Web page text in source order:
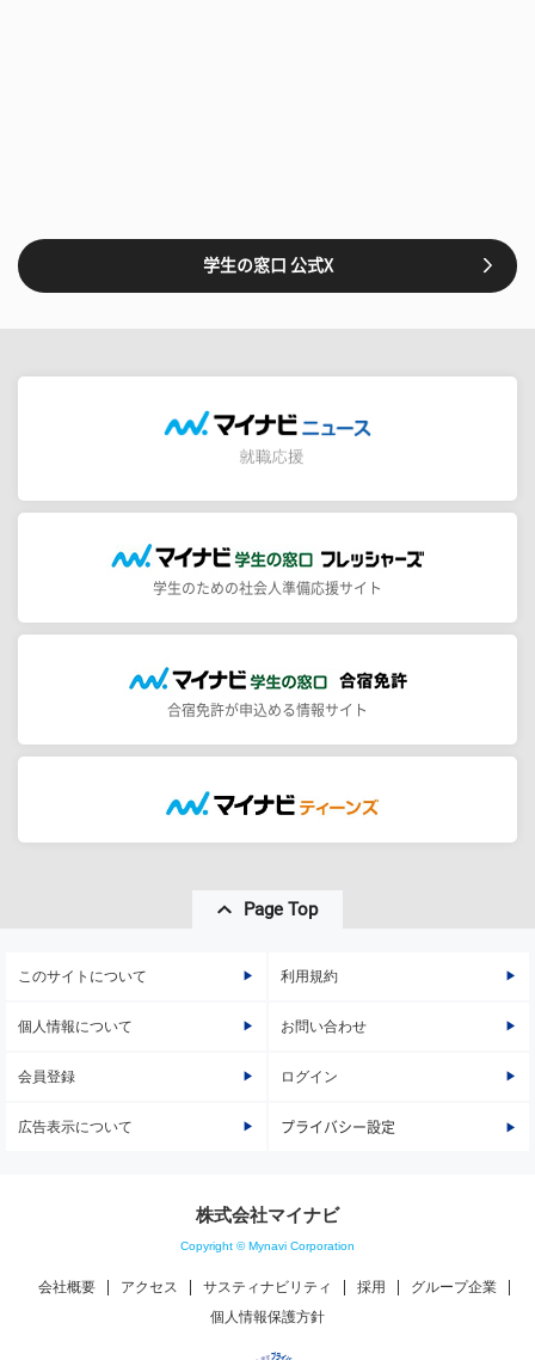
学生の窓口 公式X
学生のための社会人準備応援サイト
合宿免許が申込める情報サイト
Page Top
このサイトについて 利用規約
個人情報について お問い合わせ
会員登録 ログイン
広告表示について プライバシー設定
株式会社マイナビ
Copyright © Mynavi Corporation
会社概要 アクセス サスティナビリティ 採用
グループ企業
個人情報保護方針